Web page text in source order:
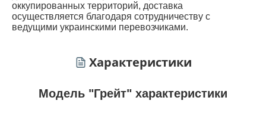
оккупированных территорий, доставка
осуществляется благодаря сотрудничеству с
ведущими украинскими перевозчиками.
Характеристики
Модель "Грейт" характеристики